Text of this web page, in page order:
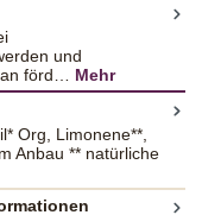
und
förd… Mehr
Org, Limonene**,
Anbau ** natürliche